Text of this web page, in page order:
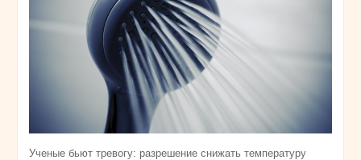
Ученые бьют тревогу: разрешение снижать температуру